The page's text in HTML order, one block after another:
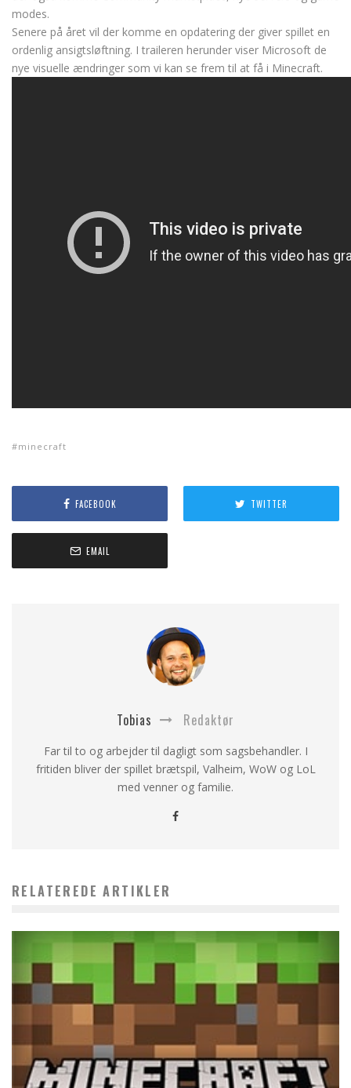
modes.
Senere på året vil der komme en opdatering der giver spillet en
ordenlig ansigtsløftning. I traileren herunder viser Microsoft de
nye visuelle ændringer som vi kan se frem til at få i Minecraft.
minecraft
FACEBOOK TWITTER
EMAIL
Tobias Redaktør
Far til to og arbejder til dagligt som sagsbehandler. I
fritiden bliver der spillet brætspil, Valheim, WoW og LoL
med venner og familie.
RELATEREDE ARTIKLER